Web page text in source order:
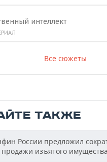
интеллект
Все сюжеты
ТАКЖЕ
России предложил
продажи изъятого имущества